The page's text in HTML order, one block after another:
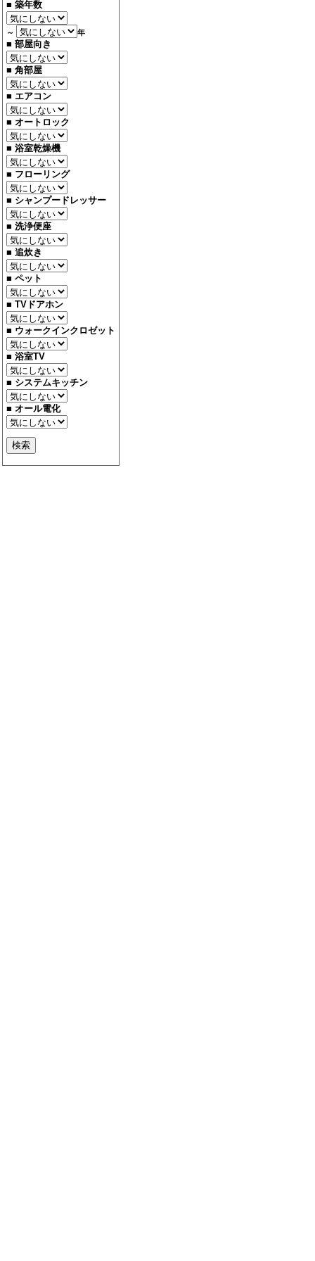
■ 築年数
～ 年
■ 部屋向き
■ 角部屋
■ エアコン
■ オートロック
■ 浴室乾燥機
■ フローリング
■ シャンプードレッサー
■ 洗浄便座
■ 追炊き
■ ペット
■ TVドアホン
■ ウォークインクロゼット
■ 浴室TV
■ システムキッチン
■ オール電化